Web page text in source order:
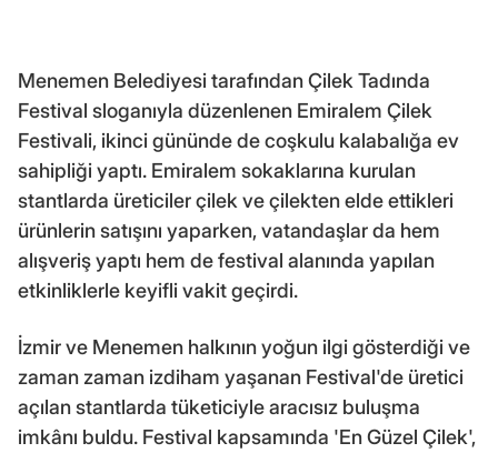
Menemen Belediyesi tarafından Çilek Tadında
Festival sloganıyla düzenlenen Emiralem Çilek
Festivali, ikinci gününde de coşkulu kalabalığa ev
sahipliği yaptı. Emiralem sokaklarına kurulan
stantlarda üreticiler çilek ve çilekten elde ettikleri
ürünlerin satışını yaparken, vatandaşlar da hem
alışveriş yaptı hem de festival alanında yapılan
etkinliklerle keyifli vakit geçirdi.
İzmir ve Menemen halkının yoğun ilgi gösterdiği ve
zaman zaman izdiham yaşanan Festival'de üretici
açılan stantlarda tüketiciyle aracısız buluşma
imkânı buldu. Festival kapsamında 'En Güzel Çilek',